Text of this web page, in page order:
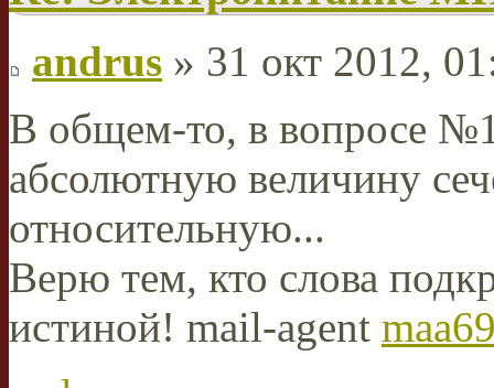
andrus » 31 окт 2012,
В общем-то, в вопросе
абсолютную величину
относительную...
Верю тем, кто слова
истиной! mail-agent